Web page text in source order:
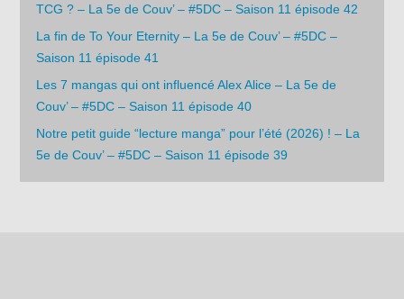
TCG ? – La 5e de Couv’ – #5DC – Saison 11 épisode 42
La fin de To Your Eternity – La 5e de Couv’ – #5DC –
Saison 11 épisode 41
Les 7 mangas qui ont influencé Alex Alice – La 5e de
Couv’ – #5DC – Saison 11 épisode 40
Notre petit guide “lecture manga” pour l’été (2026) ! – La
5e de Couv’ – #5DC – Saison 11 épisode 39